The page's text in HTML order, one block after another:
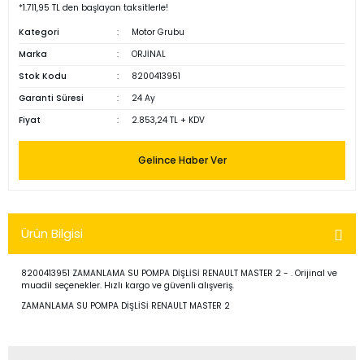
*1.711,95 TL den başlayan taksitlerle!
Kategori
Motor Grubu
Marka
ORJİNAL
Stok Kodu
8200413951
Garanti Süresi
24 Ay
Fiyat
2.853,24 TL + KDV
Gelince Haber Ver
Ürün Bilgisi
8200413951 ZAMANLAMA SU POMPA DİŞLİSİ RENAULT MASTER 2 - . Orijinal ve
muadil seçenekler. Hızlı kargo ve güvenli alışveriş.
ZAMANLAMA SU POMPA DİŞLİSİ RENAULT MASTER 2